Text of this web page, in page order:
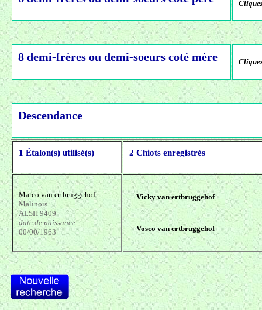
8 demi-frères ou demi-soeurs coté mère
Descendance
1 Étalon(s) utilisé(s) 2 Chiots enregistrés
Marco van ertbruggehof
Malinois
ALSH 9409
date de naissance :
00/00/1963
Vicky van ertbruggehof
Vosco van ertbruggehof